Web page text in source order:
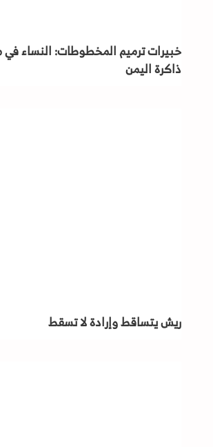
خبيرات ترميم المخطوطات: النساء
ذاكرة اليمن
ريش يتساقط وإرادة لا تسقط